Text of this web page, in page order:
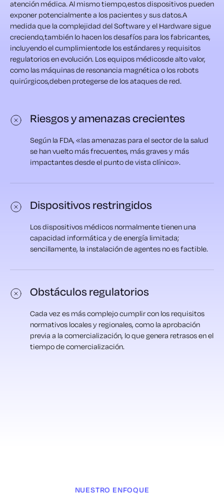
atención médica. Al mismo tiempo,estos dispositivos pueden
exponer potencialmente a los pacientes y sus datos.A
medida que la complejidad del Software y el Hardware sigue
creciendo,también lo hacen los desafíos para los fabricantes,
incluyendo el cumplimientode los estándares y requisitos
regulatorios en evolución. Los equipos médicosde alto valor,
como las máquinas de resonancia magnética o los robots
quirúrgicos,deben protegerse de los ataques de red.
Riesgos y amenazas crecientes
Según la FDA, «las amenazas para el sector de la salud
se han vuelto más frecuentes, más graves y más
impactantes desde el punto de vista clínico».
Dispositivos restringidos
Los dispositivos médicos normalmente tienen una
capacidad informática y de energía limitada;
sencillamente, la instalación de agentes no es factible.
Obstáculos regulatorios
Cada vez es más complejo cumplir con los requisitos
normativos locales y regionales, como la aprobación
previa a la comercialización, lo que genera retrasos en el
tiempo de comercialización.
NUESTRO ENFOQUE